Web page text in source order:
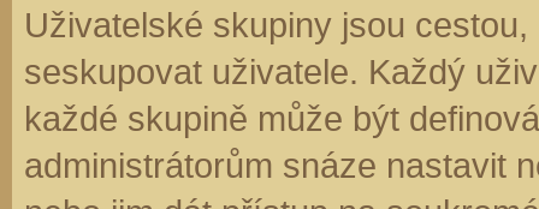
Uživatelské skupiny jsou
seskupovat uživatele. Každý
každé skupině může být
administrátorům snáze nastavit